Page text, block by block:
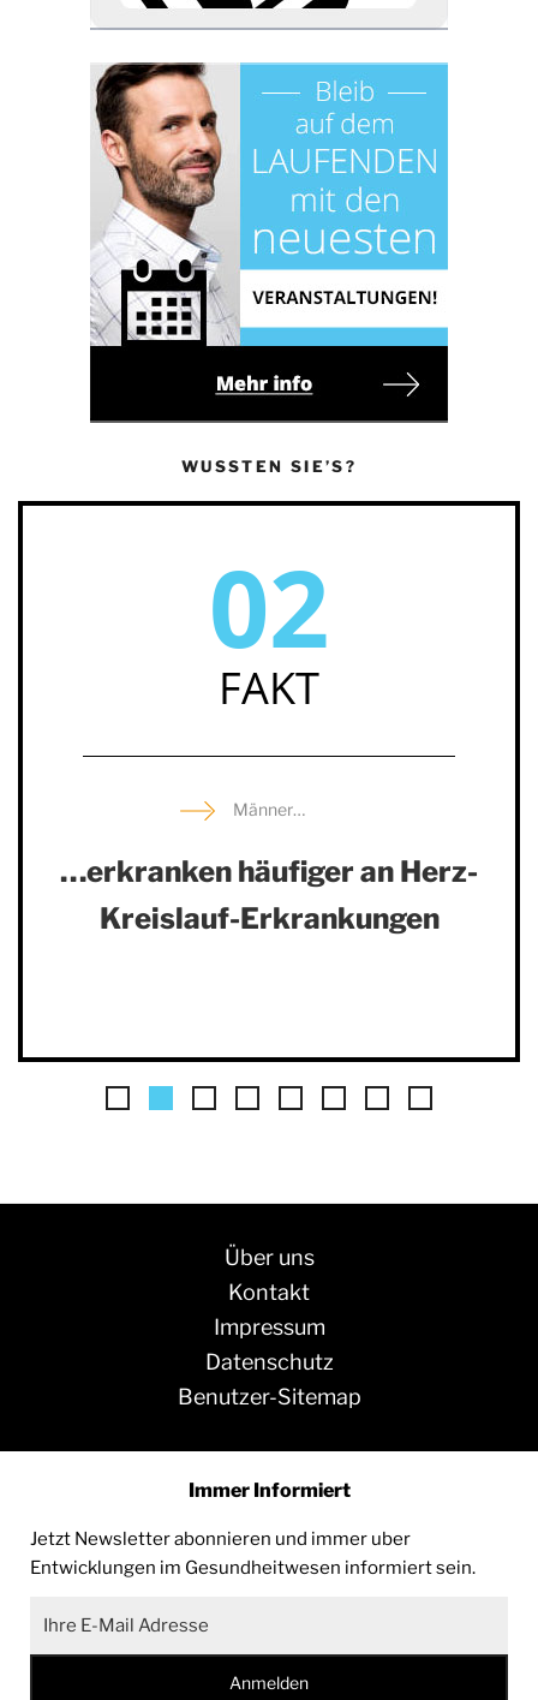
WUSSTEN SIE’S?
02
FAKT
Männer…
…erkranken häufiger an Herz-
Kreislauf-Erkrankungen
Über uns
Kontakt
Impressum
Datenschutz
Benutzer-Sitemap
Immer Informiert
Jetzt Newsletter abonnieren und immer uber
Entwicklungen im Gesundheitwesen informiert sein.